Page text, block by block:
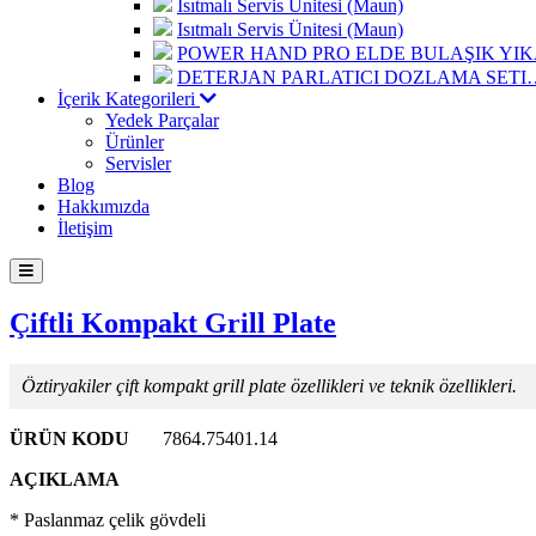
Isıtmalı Servis Ünitesi (Maun)
Isıtmalı Servis Ünitesi (Maun)
POWER HAND PRO ELDE BULAŞIK
DETERJAN PARLATICI DOZLAMA
İçerik Kategorileri
Yedek Parçalar
Ürünler
Servisler
Blog
Hakkımızda
İletişim
Çiftli Kompakt Grill Plate
Öztiryakiler çift kompakt grill plate özellikleri ve teknik özellikleri.
ÜRÜN KODU
7864.75401.14
AÇIKLAMA
* Paslanmaz çelik gövdeli